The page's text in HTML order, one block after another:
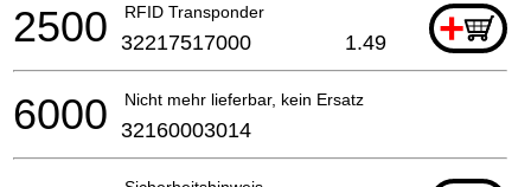
RFID Transponder +
2500 32217517000 1.49
Nicht mehr lieferbar, kein Ersatz
6000 32160003014